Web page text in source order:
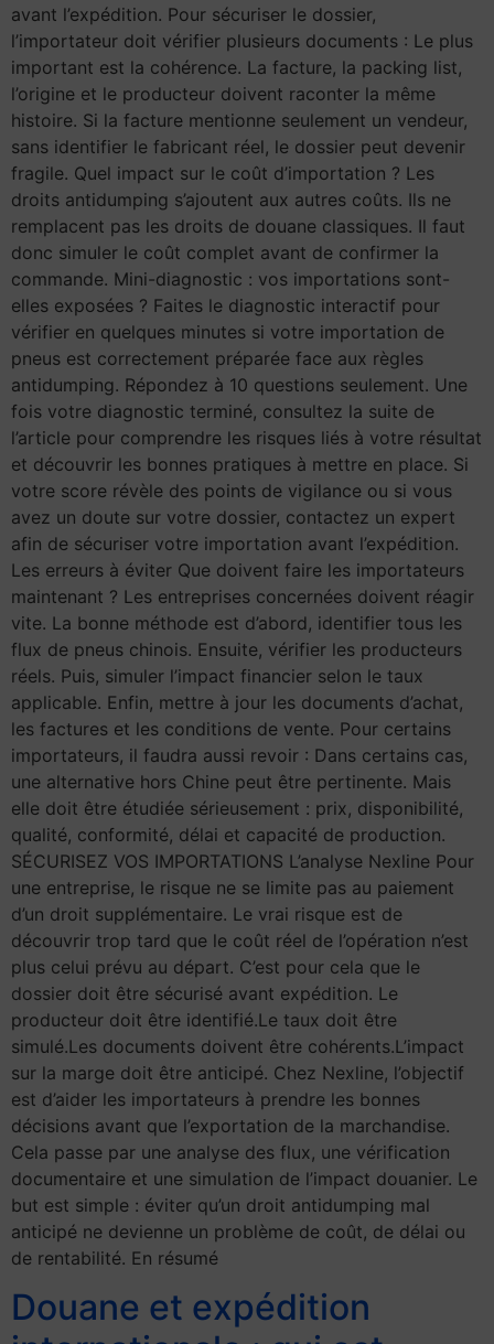
avant l’expédition. Pour sécuriser le dossier,
l’importateur doit vérifier plusieurs documents : Le plus
important est la cohérence. La facture, la packing list,
l’origine et le producteur doivent raconter la même
histoire. Si la facture mentionne seulement un vendeur,
sans identifier le fabricant réel, le dossier peut devenir
fragile. Quel impact sur le coût d’importation ? Les
droits antidumping s’ajoutent aux autres coûts. Ils ne
remplacent pas les droits de douane classiques. Il faut
donc simuler le coût complet avant de confirmer la
commande. Mini-diagnostic : vos importations sont-
elles exposées ? Faites le diagnostic interactif pour
vérifier en quelques minutes si votre importation de
pneus est correctement préparée face aux règles
antidumping. Répondez à 10 questions seulement. Une
fois votre diagnostic terminé, consultez la suite de
l’article pour comprendre les risques liés à votre résultat
et découvrir les bonnes pratiques à mettre en place. Si
votre score révèle des points de vigilance ou si vous
avez un doute sur votre dossier, contactez un expert
afin de sécuriser votre importation avant l’expédition.
Les erreurs à éviter Que doivent faire les importateurs
maintenant ? Les entreprises concernées doivent réagir
vite. La bonne méthode est d’abord, identifier tous les
flux de pneus chinois. Ensuite, vérifier les producteurs
réels. Puis, simuler l’impact financier selon le taux
applicable. Enfin, mettre à jour les documents d’achat,
les factures et les conditions de vente. Pour certains
importateurs, il faudra aussi revoir : Dans certains cas,
une alternative hors Chine peut être pertinente. Mais
elle doit être étudiée sérieusement : prix, disponibilité,
qualité, conformité, délai et capacité de production.
SÉCURISEZ VOS IMPORTATIONS L’analyse Nexline Pour
une entreprise, le risque ne se limite pas au paiement
d’un droit supplémentaire. Le vrai risque est de
découvrir trop tard que le coût réel de l’opération n’est
plus celui prévu au départ. C’est pour cela que le
dossier doit être sécurisé avant expédition. Le
producteur doit être identifié.Le taux doit être
simulé.Les documents doivent être cohérents.L’impact
sur la marge doit être anticipé. Chez Nexline, l’objectif
est d’aider les importateurs à prendre les bonnes
décisions avant que l’exportation de la marchandise.
Cela passe par une analyse des flux, une vérification
documentaire et une simulation de l’impact douanier. Le
but est simple : éviter qu’un droit antidumping mal
anticipé ne devienne un problème de coût, de délai ou
de rentabilité. En résumé
Douane et expédition